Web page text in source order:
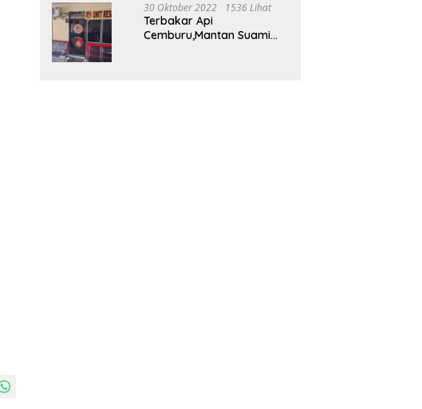
30 Oktober 2022 1536 Lihat
Terbakar Api
Cemburu,Mantan Suami